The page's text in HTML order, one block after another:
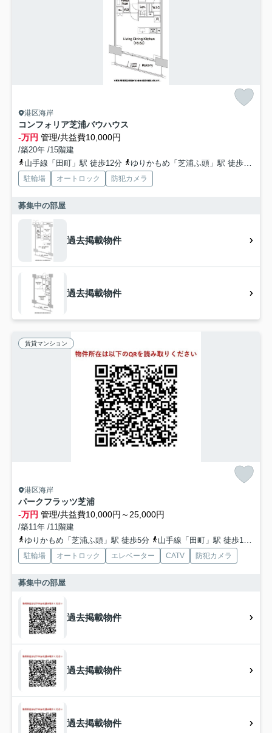
港区海岸
コンフォリア芝浦バウハウス
-万円 管理/共益費10,000円
/築20年 /15階建
山手線「田町」駅 徒歩12分
ゆりかもめ「芝浦ふ頭」駅 徒歩6分
駐輪場 オートロック 防犯カメラ
募集中の部屋
過去掲載物件
過去掲載物件
賃貸マンション
港区海岸
パークフラッツ芝浦
-万円 管理/共益費10,000円～25,000円
/築11年 /11階建
ゆりかもめ「芝浦ふ頭」駅 徒歩5分
山手線「田町」駅 徒歩11分
駐輪場 オートロック エレベーター CATV 防犯カメラ
募集中の部屋
過去掲載物件
過去掲載物件
過去掲載物件